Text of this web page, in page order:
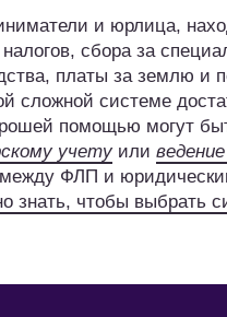
и юрлица,
сбора за
платы за землю и
сложной системе
помощью могут
учетуили
ФЛП и
знать, чтобы выбрать